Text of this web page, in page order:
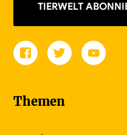
TIERWELT
Themen